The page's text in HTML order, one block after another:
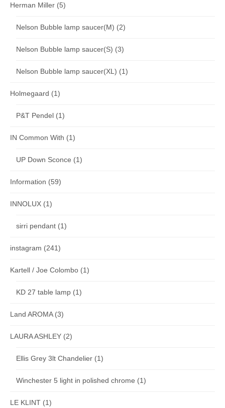
Herman Miller (5)
Nelson Bubble lamp saucer(M) (2)
Nelson Bubble lamp saucer(S) (3)
Nelson Bubble lamp saucer(XL) (1)
Holmegaard (1)
P&T Pendel (1)
IN Common With (1)
UP Down Sconce (1)
Information (59)
INNOLUX (1)
sirri pendant (1)
instagram (241)
Kartell / Joe Colombo (1)
KD 27 table lamp (1)
Land AROMA(3)
LAURA ASHLEY (2)
Ellis Grey 3lt Chandelier (1)
Winchester 5 light in polished chrome (1)
LE KLINT (1)